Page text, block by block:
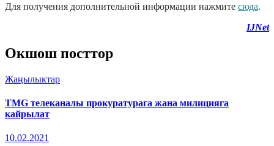
Для получения дополнительной информации нажмите сюда.
IJNet
Окшош посттор
Жаңылыктар
TMG телеканалы прокуратурага жана милицияга
кайрылат
10.02.2021